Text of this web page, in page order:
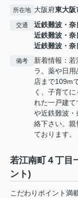
所在地 大阪府東大阪
交通 近鉄難波・奈
近鉄難波・奈
近鉄難波・奈
備考
新着情報：
ラ。薬や日
店まで109m
く、子育て
れた一戸建
や近鉄難波
絡下さい。親
ております。
若江南町４丁目
ント)
こだわりポイント満